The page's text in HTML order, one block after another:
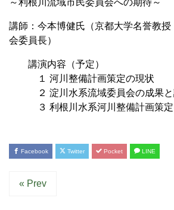
講師：今本博健氏（京都大学名誉教授
会委員長）
講演内容（予定）
１ 河川整備計画策定の現状
２ 淀川水系流域委員会の成果と
３ 利根川水系河川整備計画策定
Facebook Twitter Pocket LINE
« Prev